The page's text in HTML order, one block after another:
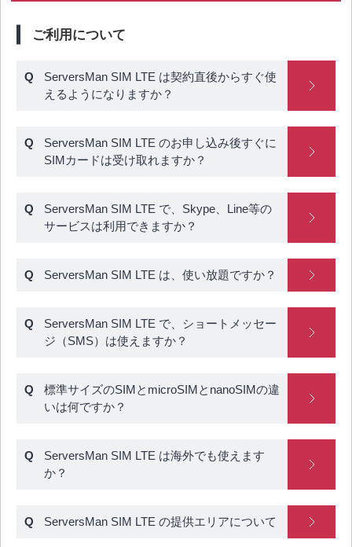
ご利用について
ServersMan SIM LTE は契約直後からすぐ使
えるようになりますか？
ServersMan SIM LTE のお申し込み後すぐに
SIMカードは受け取れますか？
ServersMan SIM LTE で、Skype、Line等の
サービスは利用できますか？
ServersMan SIM LTE は、使い放題ですか？
ServersMan SIM LTE で、ショートメッセー
ジ（SMS）は使えますか？
標準サイズのSIMとmicroSIMとnanoSIMの違
いは何ですか？
ServersMan SIM LTE は海外でも使えます
か？
ServersMan SIM LTE の提供エリアについて